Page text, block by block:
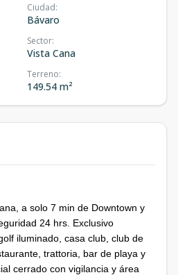
Ciudad:
Bávaro
Sector:
Vista Cana
Terreno:
149.54 m²
a solo 7 min de Downtown y
24 hrs. Exclusivo
iluminado, casa club, club de
trattoria, bar de playa y
cerrado con vigilancia y área